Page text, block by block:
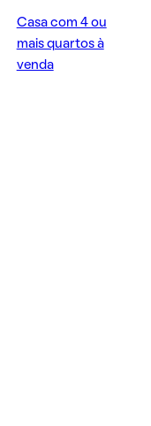
Casa com 4 ou
mais quartos à
venda